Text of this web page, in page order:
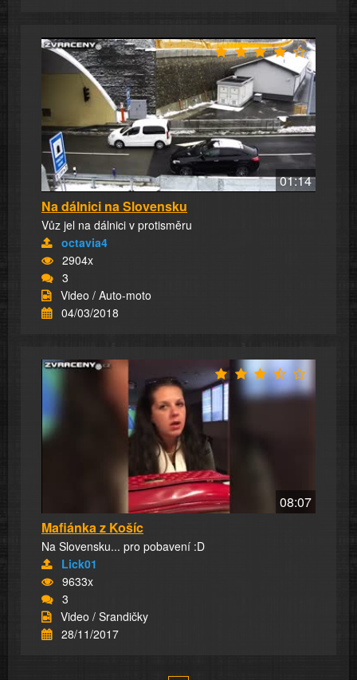
01:14
Na dálnici na Slovensku
Vůz jel na dálnici v protisměru
octavia4
2904x
3
Video / Auto-moto
04/03/2018
08:07
Mafiánka z Košíc
Na Slovensku... pro pobavení :D
Lick01
9633x
3
Video / Srandičky
28/11/2017